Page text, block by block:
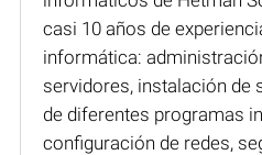
casi 10 años de
informática:
servidores, instalación de
de diferentes programas
configuración de redes,